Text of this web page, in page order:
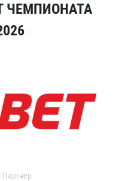
ЧЕМПИОНАТА
Партнер